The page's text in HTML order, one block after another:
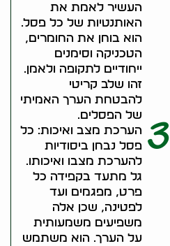
העשיר לאמת את
האותנטיות של כל פסל.
הוא בוחן את החומרים,
הטכניקה וסימנים
ייחודיים לתקופה ולאמן.
זהו שלב קריטי
להבטחת הערך האמיתי
של הפסלים.
3
הערכת מצב ואיכות: כל
פסל נבחן ביסודיות
להערכת מצבו ואיכותו.
גל מתעד בקפידה כל
פרט, מפגמים ועד
לפטינה, שכן אלה
משפיעים משמעותית
על הערך. הוא משתמש